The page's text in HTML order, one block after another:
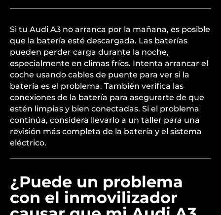
Si tu Audi A3 no arranca por la mañana, es posible
que la batería esté descargada. Las baterías
pueden perder carga durante la noche,
especialmente en climas fríos. Intenta arrancar el
coche usando cables de puente para ver si la
batería es el problema. También verifica las
conexiones de la batería para asegurarte de que
estén limpias y bien conectadas. Si el problema
continúa, considera llevarlo a un taller para una
revisión más completa de la batería y el sistema
eléctrico.
¿Puede un problema
con el inmovilizador